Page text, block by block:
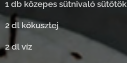
1 db közepes sütnivaló sütőtök
2 dl kókusztej
2 dl víz